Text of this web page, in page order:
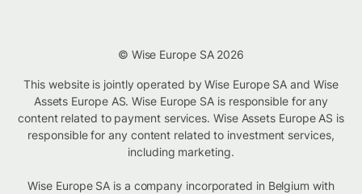
© Wise Europe SA 2026
This website is jointly operated by Wise Europe SA and Wise
Assets Europe AS. Wise Europe SA is responsible for any
content related to payment services. Wise Assets Europe AS is
responsible for any content related to investment services,
including marketing.
Wise Europe SA is a company incorporated in Belgium with